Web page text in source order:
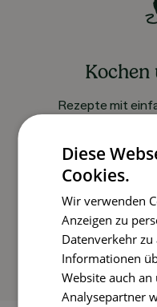
Kochen
Rezepte mit
So
Diese
Cookies.
Wir verwenden
Anzeigen zu
Datenverkehr
Informationen
Website auch
Analysepartner